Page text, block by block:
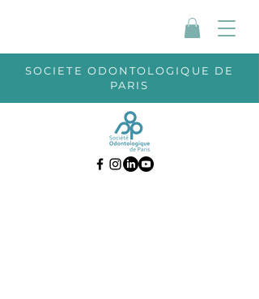
SOCIETE ODONTOLOGIQUE DE
PARIS